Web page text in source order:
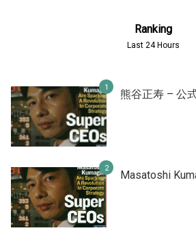
Ranking
Last 24 Hours
熊谷正寿 – 公
Masatoshi